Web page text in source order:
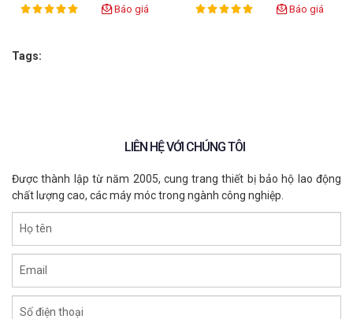
Rating:
100% Báo giá Rating:
100% Báo giá
Tags:
LIÊN HỆ VỚI CHÚNG TÔI
Được thành lập từ năm 2005, cung trang thiết bị bảo hộ lao động
chất lượng cao, các máy móc trong ngành công nghiệp.
Họ tên
Email
Số điện thoại